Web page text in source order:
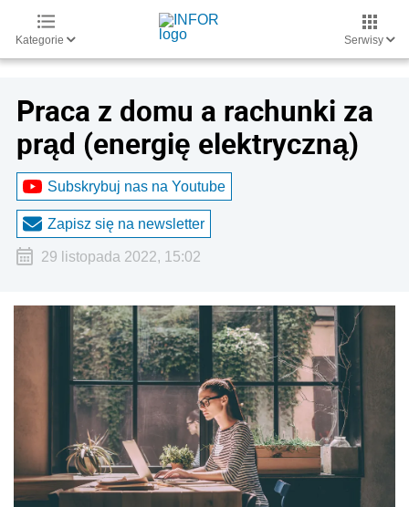
Kategorie Serwisy
Praca z domu a rachunki za
prąd (energię elektryczną)
Subskrybuj nas na Youtube
Zapisz się na newsletter
29 listopada 2022, 15:02